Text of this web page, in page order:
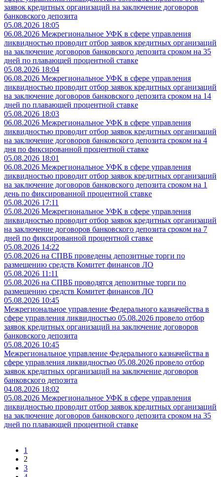
заявок кредитных организаций на заключение договоров
банковского депозита
05.08.2026 18:05
06.08.2026 Межрегиональное УФК в сфере управления
ликвидностью проводит отбор заявок кредитных организаций
на заключение договоров банковского депозита сроком на 35
дней по плавающей процентной ставке
05.08.2026 18:04
06.08.2026 Межрегиональное УФК в сфере управления
ликвидностью проводит отбор заявок кредитных организаций
на заключение договоров банковского депозита сроком на 14
дней по плавающей процентной ставке
05.08.2026 18:03
06.08.2026 Межрегиональное УФК в сфере управления
ликвидностью проводит отбор заявок кредитных организаций
на заключение договоров банковского депозита сроком на 4
дня по фиксированной процентной ставке
05.08.2026 18:01
06.08.2026 Межрегиональное УФК в сфере управления
ликвидностью проводит отбор заявок кредитных организаций
на заключение договоров банковского депозита сроком на 1
день по фиксированной процентной ставке
05.08.2026 17:11
05.08.2026 Межрегиональное УФК в сфере управления
ликвидностью проводит отбор заявок кредитных организаций
на заключение договоров банковского депозита сроком на 7
дней по фиксированной процентной ставке
05.08.2026 14:22
05.08.2026 на СПВБ проведены депозитные торги по
размещению средств Комитет финансов ЛО
05.08.2026 11:11
05.08.2026 на СПВБ проводятся депозитные торги по
размещению средств Комитет финансов ЛО
05.08.2026 10:45
Межрегиональное управление Федерального казначейства в
сфере управления ликвидностью 05.08.2026 провело отбор
заявок кредитных организаций на заключение договоров
банковского депозита
05.08.2026 10:45
Межрегиональное управление Федерального казначейства в
сфере управления ликвидностью 05.08.2026 провело отбор
заявок кредитных организаций на заключение договоров
банковского депозита
04.08.2026 18:02
05.08.2026 Межрегиональное УФК в сфере управления
ликвидностью проводит отбор заявок кредитных организаций
на заключение договоров банковского депозита сроком на 35
дней по плавающей процентной ставке
1
2
3